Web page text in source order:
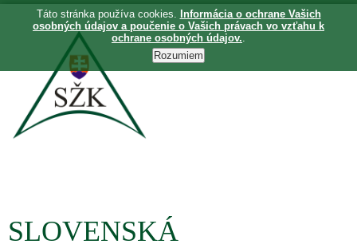
SLOVENSKÁ
Táto stránka používa cookies.
Informácia o ochrane Vašich
osobných údajov a poučenie o Vašich právach vo vzťahu k
ochrane osobných údajov..